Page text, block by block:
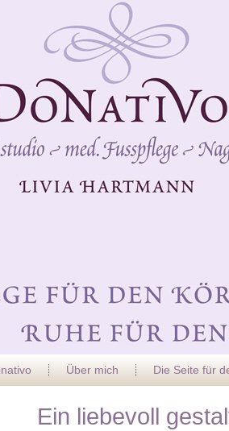
Über mich Die Seite für
Ein liebevoll